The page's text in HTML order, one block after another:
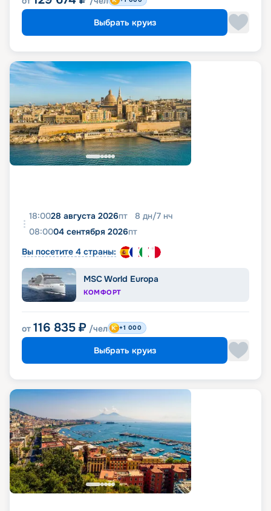
Выбрать круиз
18:0028 августа 2026пт 8 дн/7 нч
08:0004 сентября 2026пт
Вы посетите 4 страны:
MSC World Europa
КОМФОРТ
от 116 835 ₽ /чел +1 000
Выбрать круиз